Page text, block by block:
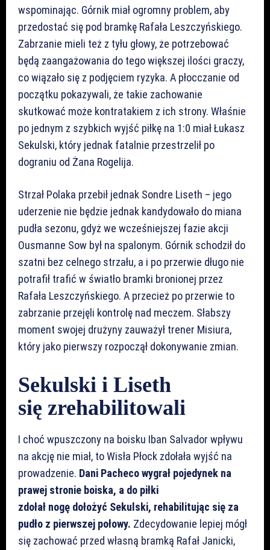
wspominając. Górnik miał ogromny problem, aby
przedostać się pod bramkę Rafała Leszczyńskiego.
Zabrzanie mieli też z tyłu głowy, że potrzebować
będą zaangażowania do tego większej ilości graczy,
co wiązało się z podjęciem ryzyka. A płocczanie od
początku pokazywali, że takie zachowanie
skutkować może kontratakiem z ich strony. Właśnie
po jednym z szybkich wyjść piłkę na 1:0 miał Łukasz
Sekulski, który jednak fatalnie przestrzelił po
dograniu od Żana Rogelija.
Strzał Polaka przebił jednak Sondre Liseth – jego
uderzenie nie będzie jednak kandydowało do miana
pudła sezonu, gdyż we wcześniejszej fazie akcji
Ousmanne Sow był na spalonym. Górnik schodził do
szatni bez celnego strzału, a i po przerwie długo nie
potrafił trafić w światło bramki bronionej przez
Rafała Leszczyńskiego. A przecież po przerwie to
zabrzanie przejęli kontrolę nad meczem. Słabszy
moment swojej drużyny zauważył trener Misiura,
który jako pierwszy rozpoczął dokonywanie zmian.
Sekulski i Liseth
się zrehabilitowali
I choć wpuszczony na boisku Iban Salvador wpływu
na akcję nie miał, to Wisła Płock zdołała wyjść na
prowadzenie. Dani Pacheco wygrał pojedynek na
prawej stronie boiska, a do piłki
zdołał nogę dołożyć Sekulski, rehabilitując się za
pudło z pierwszej połowy. Zdecydowanie lepiej mógł
się zachować przed własną bramką Rafał Janicki,